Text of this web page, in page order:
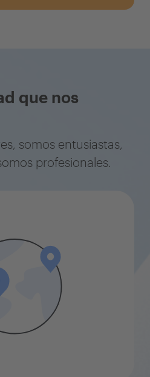
que nos
somos entusiastas,
profesionales.